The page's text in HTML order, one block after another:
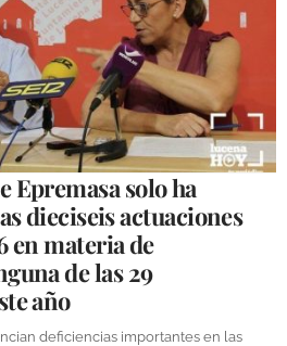
Epremasa solo ha
dieciseis actuaciones
en materia de
de las 29
año
deficiencias importantes en las